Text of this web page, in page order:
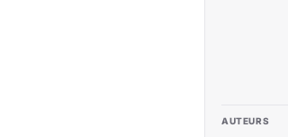
AUTEURS